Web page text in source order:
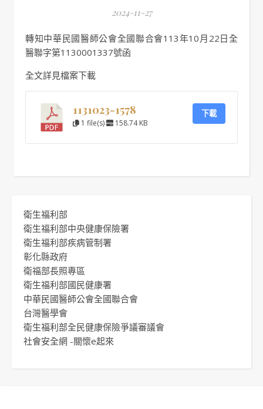
2024-11-27
轉知中華民國醫師公會全國聯合會113年10月22日全
醫聯字第1130001337號函
全文詳見檔案下載
1131023-1578
1 file(s) 158.74 KB
下載
衛生福利部
衛生福利部中央健康保險署
衛生福利部疾病管制署
彰化縣政府
衛福部長照專區
衛生福利部國民健康署
中華民國醫師公會全國聯合會
台灣醫學會
衛生福利部全民健康保險爭議審議會
社會安全網 -關懷e起來